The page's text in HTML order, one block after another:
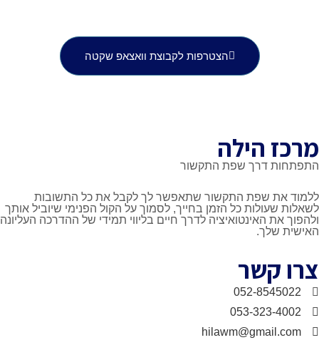
הצטרפות לקבוצת וואצאפ שקטה
הילה
דרך שפת התקשור
שפת התקשור שתאפשר לך לקבל את כל התשובות
כל הזמן בחייך, לסמוך על הקול הפנימי שיוביל אותך
האינטואיציה לדרך חיים בליווי תמידי של ההדרכה העליונה
052-
053-